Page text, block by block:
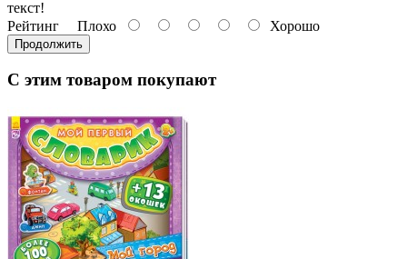
текст!
Рейтинг Плохо Хорошо
Продолжить
С этим товаром покупают